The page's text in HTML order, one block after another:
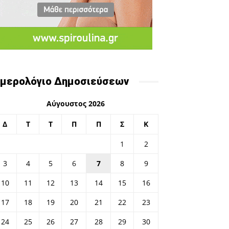
Δημοσιεύσεων
Αύγουστος 2026
Δ Τ Τ Π Π Σ Κ
1
2
3
4 5 6 7 8
9
10
11 12 13 14 15
16
17
18 19 20 21 22
23
24
25 26 27 28 29 30